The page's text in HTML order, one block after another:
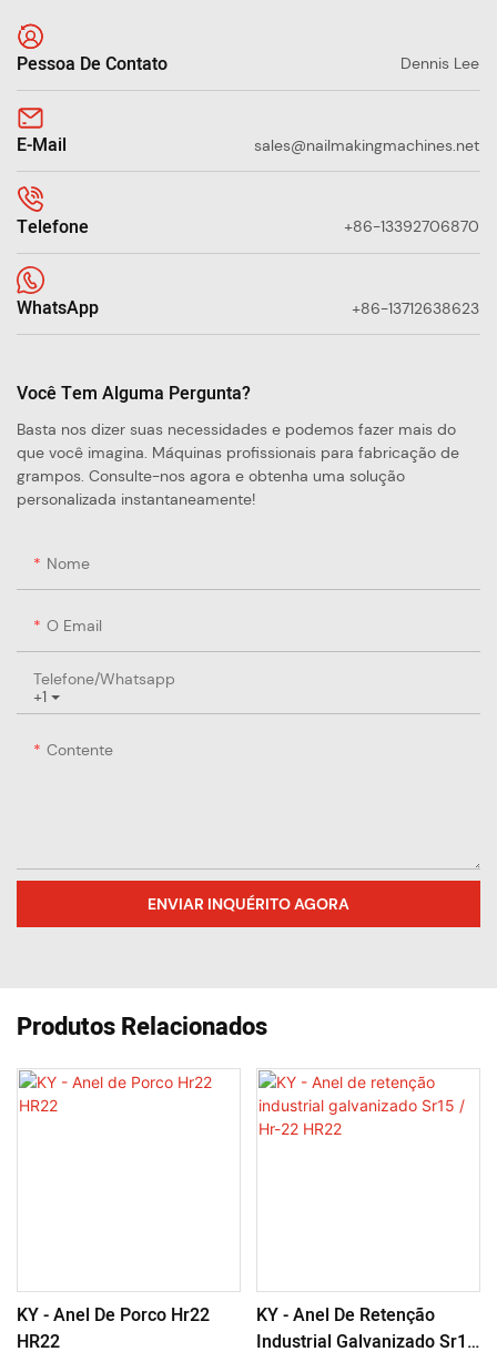
Pessoa De Contato Dennis Lee
E-Mail sales@nailmakingmachines.net
Telefone +86-13392706870
WhatsApp +86-13712638623
Você Tem Alguma Pergunta?
Basta nos dizer suas necessidades e podemos fazer mais do
que você imagina. Máquinas profissionais para fabricação de
grampos. Consulte-nos agora e obtenha uma solução
personalizada instantaneamente!
Nome
O Email
+1
Telefone/whatsapp
Contente
ENVIAR INQUÉRITO AGORA
Produtos Relacionados
KY - Anel De Porco Hr22
HR22
KY - Anel De Retenção
Industrial Galvanizado Sr15